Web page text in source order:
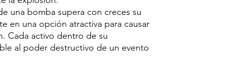
una bomba supera con creces su
en una opción atractiva para causar
Cada activo dentro de su
al poder destructivo de un evento